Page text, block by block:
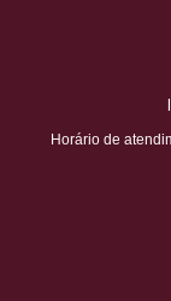
Horário de